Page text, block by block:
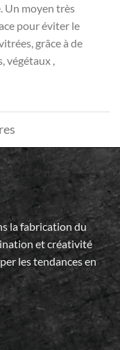
Un moyen très
pour éviter le
grâce à de
végétaux ,
la fabrication du
et créativité
les tendances en